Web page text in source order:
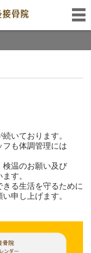
いております。
も体調管理には
検温のお願い及び
す。
る生活を守るために
申し上げます。